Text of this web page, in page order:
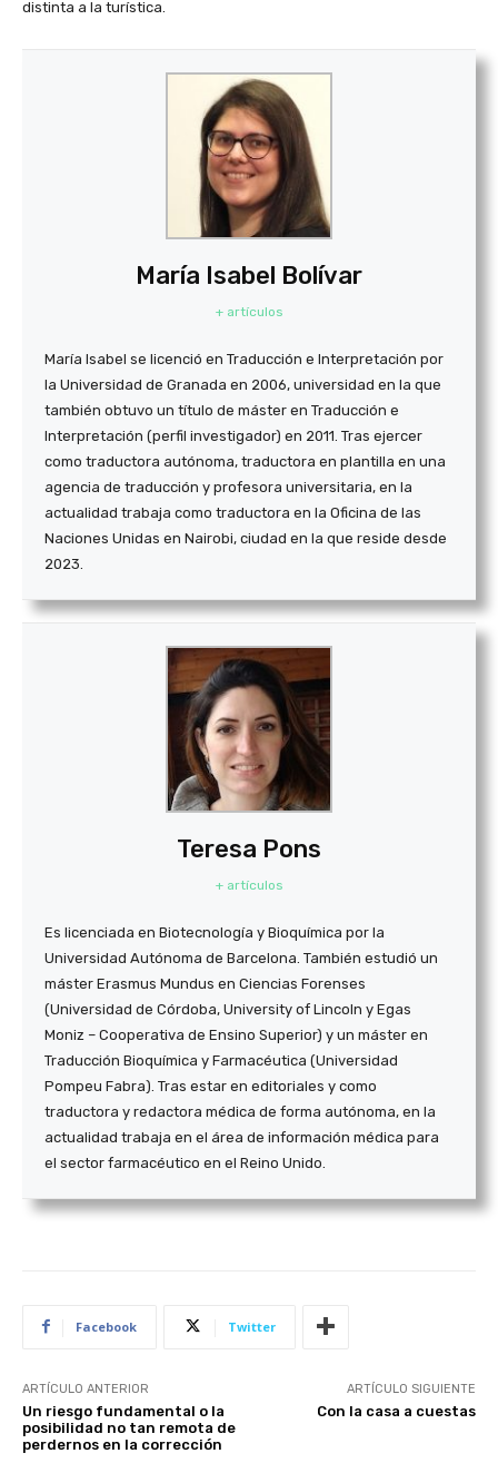
distinta a la turística.
María Isabel Bolívar
+ artículos
María Isabel se licenció en Traducción e Interpretación por
la Universidad de Granada en 2006, universidad en la que
también obtuvo un título de máster en Traducción e
Interpretación (perfil investigador) en 2011. Tras ejercer
como traductora autónoma, traductora en plantilla en una
agencia de traducción y profesora universitaria, en la
actualidad trabaja como traductora en la Oficina de las
Naciones Unidas en Nairobi, ciudad en la que reside desde
2023.
Teresa Pons
+ artículos
Es licenciada en Biotecnología y Bioquímica por la
Universidad Autónoma de Barcelona. También estudió un
máster Erasmus Mundus en Ciencias Forenses
(Universidad de Córdoba, University of Lincoln y Egas
Moniz – Cooperativa de Ensino Superior) y un máster en
Traducción Bioquímica y Farmacéutica (Universidad
Pompeu Fabra). Tras estar en editoriales y como
traductora y redactora médica de forma autónoma, en la
actualidad trabaja en el área de información médica para
el sector farmacéutico en el Reino Unido.
Facebook Twitter
ARTÍCULO ANTERIOR
Un riesgo fundamental o la
posibilidad no tan remota de
perdernos en la corrección
ARTÍCULO SIGUIENTE
Con la casa a cuestas